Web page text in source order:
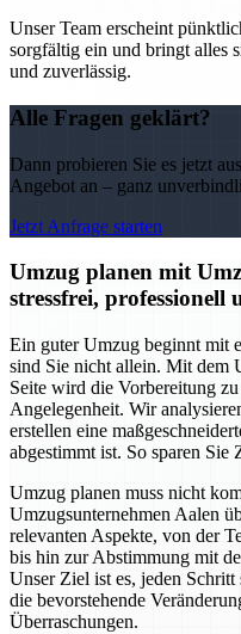
Unser Team erscheint
sorgfältig ein und bringt alles
und zuverlässig.
Alle Fragen geklärt?
Dann probieren Sie es jetzt
Angebot an – ganz
Jetzt Anfrage starten
Umzug planen mit
stressfrei, professionell
Ein guter Umzug beginnt mit
sind Sie nicht allein. Mit dem
Seite wird die Vorbereitung
Angelegenheit. Wir
erstellen eine
abgestimmt ist. So sparen Sie
Umzug planen muss nicht
Umzugsunternehmen Aalen
relevanten Aspekte, von der
bis hin zur Abstimmung mit
Unser Ziel ist es, jeden Schritt
die bevorstehende
Überraschungen.